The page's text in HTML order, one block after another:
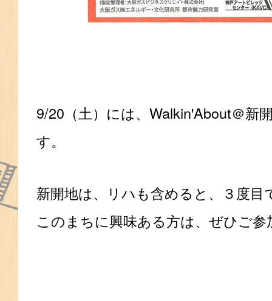
9/20（土）には、Walkin'About＠新
す。
新開地は、リハも含めると、３度目
このまちに興味ある方は、ぜひご